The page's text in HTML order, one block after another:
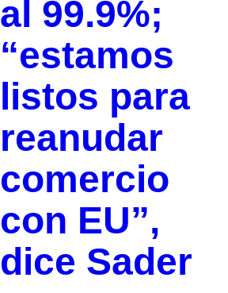
al 99.9%;
“estamos
listos para
reanudar
comercio
con EU”,
dice Sader